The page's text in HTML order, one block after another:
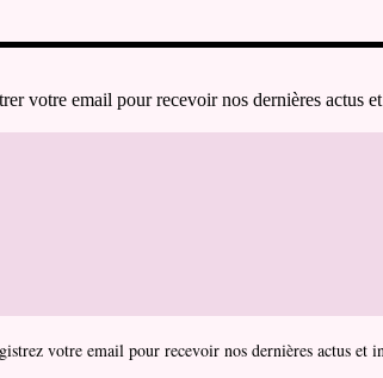
votre email pour recevoir nos dernières actus
votre email pour recevoir nos dernières actus et